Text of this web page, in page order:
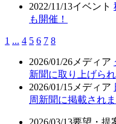
2022/11/13イベント
も開催！
1 ... 4 5 6 7 8
2026/01/26 メディア
新聞に取り上げら
2026/01/15 メディア
周新聞に掲載され
2026/03/13要望・提